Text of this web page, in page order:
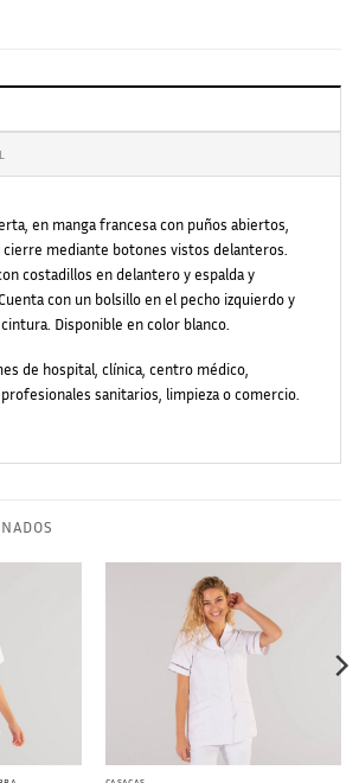
en manga francesa con puños abiertos,
cierre mediante botones vistos delanteros.
costadillos en delantero y espalda y
con un bolsillo en el pecho izquierdo y
Disponible en color blanco.
de hospital, clínica, centro médico,
sanitarios, limpieza o comercio.